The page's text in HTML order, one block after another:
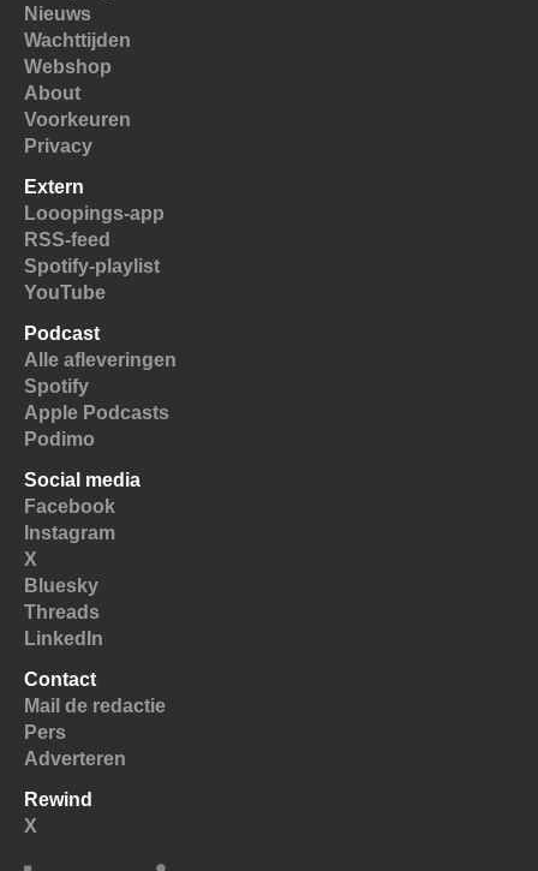
Nieuws
Wachttijden
Webshop
About
Voorkeuren
Privacy
Extern
Looopings-app
RSS-feed
Spotify-playlist
YouTube
Podcast
Alle afleveringen
Spotify
Apple Podcasts
Podimo
Social media
Facebook
Instagram
X
Bluesky
Threads
LinkedIn
Contact
Mail de redactie
Pers
Adverteren
Rewind
X